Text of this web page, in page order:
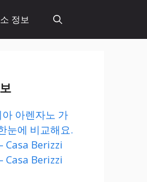
정보
아렌자노 가
눈에 비교해요.
Casa Berizzi
Casa Berizzi